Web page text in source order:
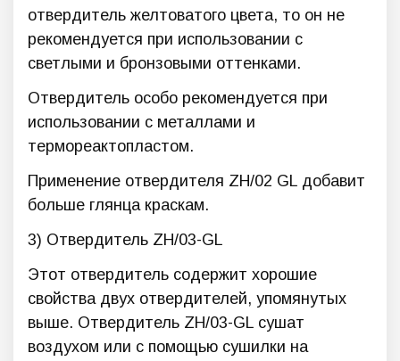
отвердитель желтоватого цвета, то он не
рекомендуется при использовании с
светлыми и бронзовыми оттенками.
Отвердитель особо рекомендуется при
использовании с металлами и
термореактопластом.
Применение отвердителя ZH/02 GL добавит
больше глянца краскам.
3) Отвердитель ZH/03-GL
Этот отвердитель содержит хорошие
свойства двух отвердителей, упомянутых
выше. Отвердитель ZH/03-GL сушат
воздухом или с помощью сушилки на